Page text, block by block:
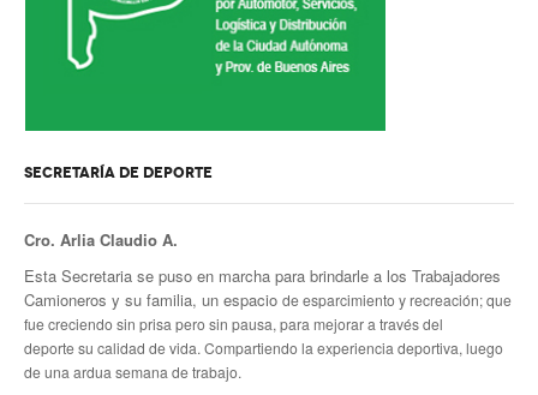
SECRETARÍA DE DEPORTE
Cro. Arlia Claudio A.
Esta Secretaria se puso en marcha para brindarle a los Trabajadores
Camioneros y su familia, un espacio de esparcimiento y recreación; que
fue creciendo sin prisa pero sin pausa, para mejorar a través del
deportesu calidad de vida. Compartiendo la experiencia deportiva, luego
de una ardua semana de trabajo.